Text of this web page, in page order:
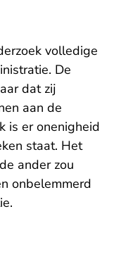
volledige
De
dat zij
aan de
is er onenigheid
staat. Het
de ander zou
onbelemmerd